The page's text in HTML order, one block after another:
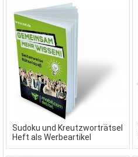
Sudoku und Kreutzworträtsel
Heft als Werbeartikel